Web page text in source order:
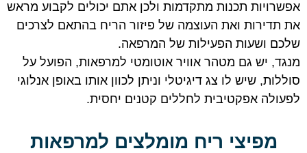
אפשרויות תכנות מתקדמות ולכן אתם יכולים לקבוע מראש
את תדירות ואת העוצמה של פיזור הריח בהתאם לצרכים
שלכם ושעות הפעילות של המרפאה.
מנגד, יש גם מטהר אוויר אוטומטי למרפאות, הפועל על
סוללות, שיש לו צג דיגיטלי וניתן לכוון אותו באופן אנלוגי
לפעולה אפקטיבית לחללים קטנים יחסית.
מפיצי ריח מומלצים למרפאות